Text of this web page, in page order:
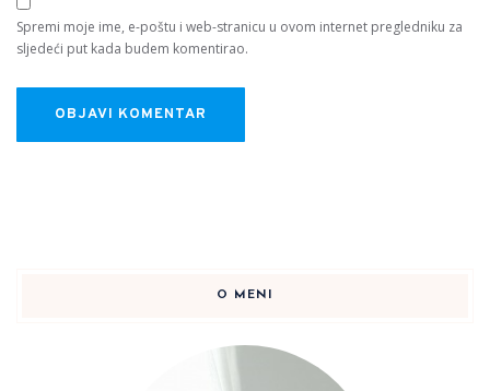
Spremi moje ime, e-poštu i web-stranicu u ovom internet pregledniku za
sljedeći put kada budem komentirao.
O MENI